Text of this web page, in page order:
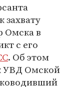
захвату
Омска в
с его
. Об этом
УВД Омской